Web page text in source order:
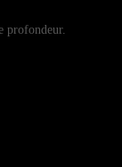
profondeur.